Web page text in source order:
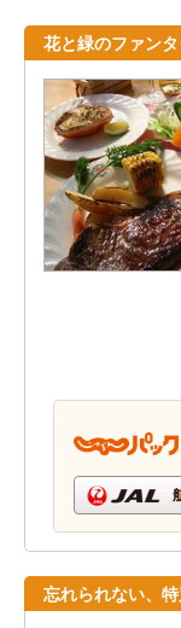
花と緑のファン
忘れられない、特